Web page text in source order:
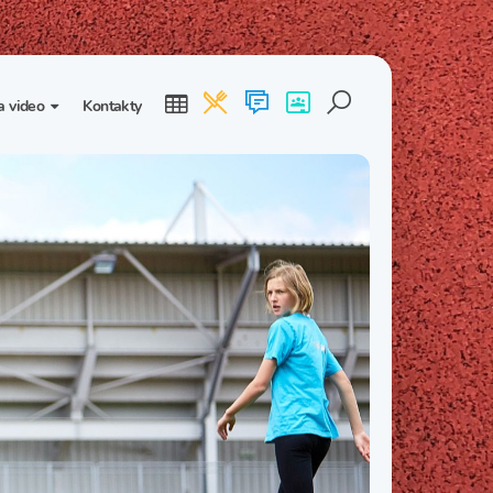
Třída I. B Třída I. C
Třída II. C
Třída III. B Třída III. C
Třída IV. B Třída IV. C
Třída V. B Třída V. C
Třída VI. B Třída VI. C
Třída VII. B Třída VII. C
Třída VIII. C
video Kontakty